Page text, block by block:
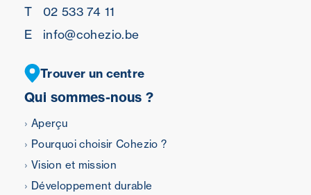
Qui sommes-nous ?
Aperçu
Pourquoi choisir Cohezio ?
Vision et mission
Développement durable
T
02 533 74 11
E
info@cohezio.be
Trouver un centre